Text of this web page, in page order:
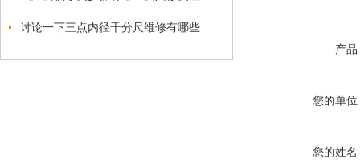
产品
您的单位
您的姓名